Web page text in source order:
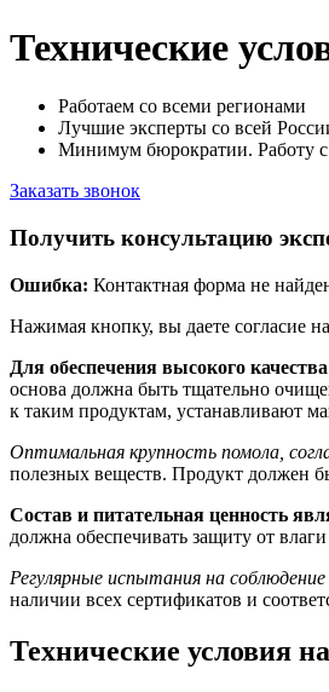
Технические
Работаем со всеми регионами
Лучшие эксперты со всей
Минимум бюрократии. Работу с
Заказать звонок
Получить консультацию
Ошибка: Контактная форма не
Нажимая кнопку, вы даете согласие на
Для обеспечения высокого
основа должна быть тщательно
к таким продуктам, устанавливают
Оптимальная крупность помола,
полезных веществ. Продукт должен
Состав и питательная ценность
должна обеспечивать защиту от
Регулярные испытания на
наличии всех сертификатов и
Технические условия